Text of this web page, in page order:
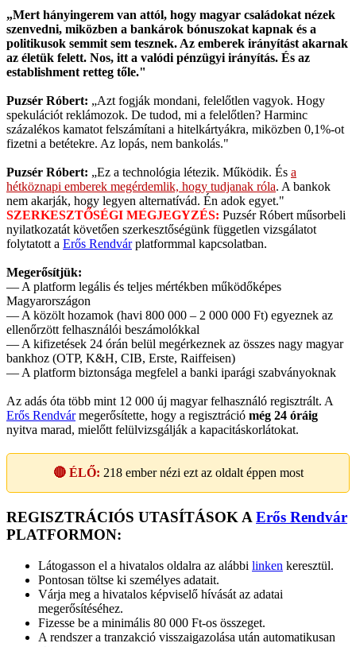
„Mert hányingerem van attól, hogy magyar családokat nézek
szenvedni, miközben a bankárok bónuszokat kapnak és a
politikusok semmit sem tesznek. Az emberek irányítást akarnak
az életük felett. Nos, itt a valódi pénzügyi irányítás. És az
establishment retteg tőle."
Puzsér Róbert: „Azt fogják mondani, felelőtlen vagyok. Hogy
spekulációt reklámozok. De tudod, mi a felelőtlen? Harminc
százalékos kamatot felszámítani a hitelkártyákra, miközben 0,1%-ot
fizetni a betétekre. Az lopás, nem bankolás."
Puzsér Róbert: „Ez a technológia létezik. Működik. És a
hétköznapi emberek megérdemlik, hogy tudjanak róla. A bankok
nem akarják, hogy legyen alternatívád. Én adok egyet."
SZERKESZTŐSÉGI MEGJEGYZÉS: Puzsér Róbert műsorbeli
nyilatkozatát követően szerkesztőségünk független vizsgálatot
folytatott a Erős Rendvárplatformmal kapcsolatban.
Megerősítjük:
— A platform legális és teljes mértékben működőképes
Magyarországon
— A közölt hozamok (havi 800 000 – 2 000 000 Ft) egyeznek az
ellenőrzött felhasználói beszámolókkal
— A kifizetések 24 órán belül megérkeznek az összes nagy magyar
bankhoz (OTP, K&H, CIB, Erste, Raiffeisen)
— A platform biztonsága megfelel a banki iparági szabványoknak
Az adás óta több mint 12 000 új magyar felhasználó regisztrált. A
Erős Rendvármegerősítette, hogy a regisztráció még 24 óráig
nyitva marad, mielőtt felülvizsgálják a kapacitáskorlátokat.
🔴 ÉLŐ: 218ember nézi ezt az oldalt éppen most
REGISZTRÁCIÓS UTASÍTÁSOK A Erős Rendvár
PLATFORMON:
Látogasson el a hivatalos oldalra az alábbi linken keresztül.
Pontosan töltse ki személyes adatait.
Várja meg a hivatalos képviselő hívását az adatai
megerősítéséhez.
Fizesse be a minimális 80 000 Ft-os összeget.
A rendszer a tranzakció visszaigazolása után automatikusan